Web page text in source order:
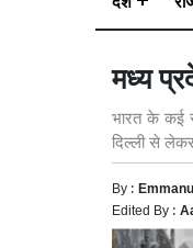
मध्य
भारत के कई
दिल्ली से
By :
Edited By :